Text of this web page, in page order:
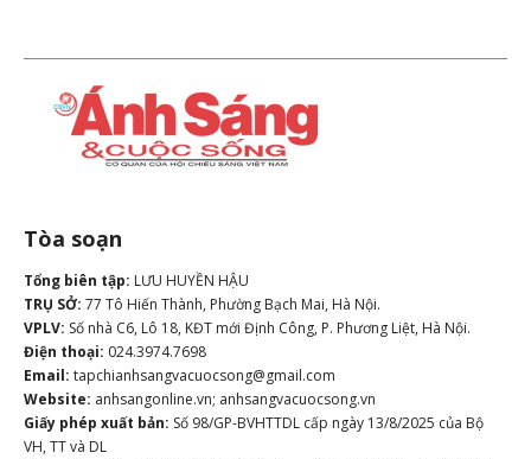
Tòa soạn
Tổng biên tập: LƯU HUYỀN HẬU
TRỤ SỞ: 77 Tô Hiến Thành, Phường Bạch Mai, Hà Nội.
VPLV: Số nhà C6, Lô 18, KĐT mới Định Công, P. Phương Liệt, Hà Nội.
Điện thoại: 024.3974.7698
Email: tapchianhsangvacuocsong@gmail.com
Website: anhsangonline.vn; anhsangvacuocsong.vn
Giấy phép xuất bản: Số 98/GP-BVHTTDL cấp ngày 13/8/2025 của Bộ
VH, TT và DL